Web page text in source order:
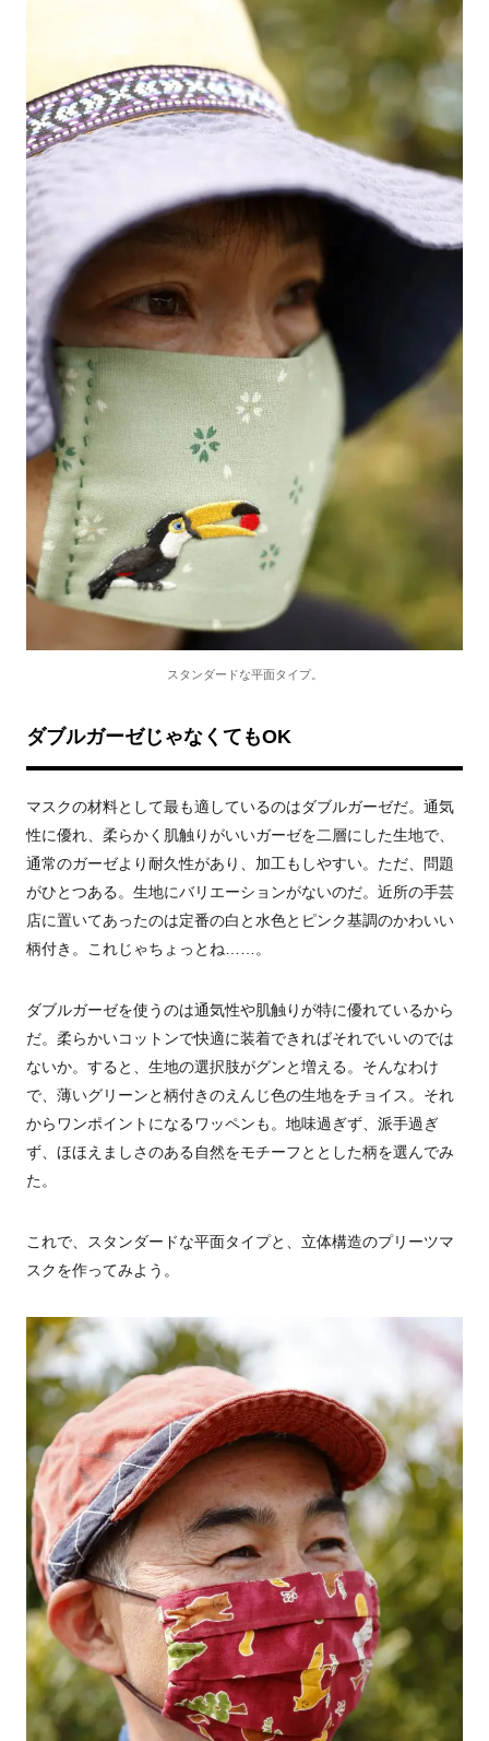
スタンダードな平面タイプ。
ダブルガーゼじゃなくてもOK
マスクの材料として最も適しているのはダブルガーゼだ。通気
性に優れ、柔らかく肌触りがいいガーゼを二層にした生地で、
通常のガーゼより耐久性があり、加工もしやすい。ただ、問題
がひとつある。生地にバリエーションがないのだ。近所の手芸
店に置いてあったのは定番の白と水色とピンク基調のかわいい
柄付き。これじゃちょっとね……。
ダブルガーゼを使うのは通気性や肌触りが特に優れているから
だ。柔らかいコットンで快適に装着できればそれでいいのでは
ないか。すると、生地の選択肢がグンと増える。そんなわけ
で、薄いグリーンと柄付きのえんじ色の生地をチョイス。それ
からワンポイントになるワッペンも。地味過ぎず、派手過ぎ
ず、ほほえましさのある自然をモチーフととした柄を選んでみ
た。
これで、スタンダードな平面タイプと、立体構造のプリーツマ
スクを作ってみよう。